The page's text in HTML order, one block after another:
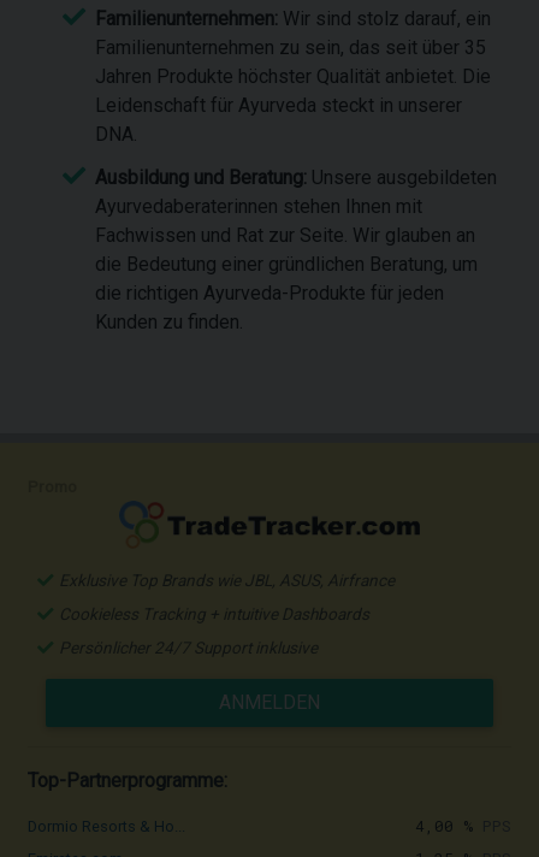
Familienunternehmen: Wir sind stolz darauf, ein
Familienunternehmen zu sein, das seit über 35
Jahren Produkte höchster Qualität anbietet. Die
Leidenschaft für Ayurveda steckt in unserer
DNA.
Ausbildung und Beratung: Unsere ausgebildeten
Ayurvedaberaterinnen stehen Ihnen mit
Fachwissen und Rat zur Seite. Wir glauben an
die Bedeutung einer gründlichen Beratung, um
die richtigen Ayurveda-Produkte für jeden
Kunden zu finden.
Exklusive Top Brands wie JBL, ASUS, Airfrance
Cookieless Tracking + intuitive Dashboards
Persönlicher 24/7 Support inklusive
ANMELDEN
Top-Partnerprogramme:
Dormio Resorts & Ho... 4,00 %